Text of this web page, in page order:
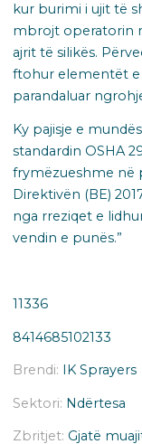
kur burimi i ujit të
mbrojt operatorin
ajrit të silikës.
ftohur elementët e
parandaluar
Ky pajisje e
standardin OSHA
frymëzueshme në
Direktivën (BE)
nga rreziqet e
vendin e punës.”
11336
8414685102133
Brendi: IK Sprayers
Sektori: Ndërtesa
Zbritjet: Gjatë